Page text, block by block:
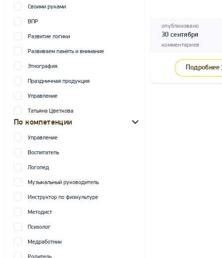
Своими руками
ВПР
Развитие логики
Развиваем память и внимание
Этнография
Праздничная продукция
Управление
Татьяна Цветкова
По компетенции
Управление
Воспитатель
Логопед
Музыкальный руководитель
Инструктор по физкультуре
Методист
Психолог
Медработник
опубликовано
30 сентября
комментариев
Подробнее